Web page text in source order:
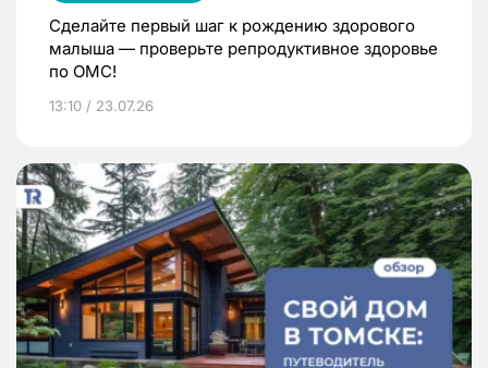
Сделайте первый шаг к рождению здорового
малыша — проверьте репродуктивное здоровье
по ОМС!
13:10 / 23.07.26